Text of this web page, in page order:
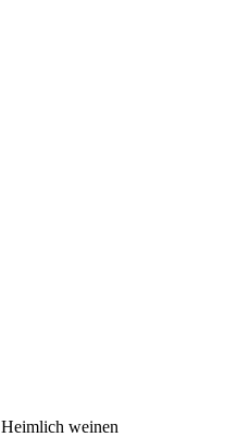
Heimlich weinen